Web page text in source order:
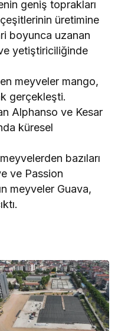
geniş toprakları
üretimine
boyunca uzanan
yetiştiriciliğinde
meyveler mango,
gerçekleşti.
Alphanso ve Kesar
küresel
bazıları
ve Passion
meyveler Guava,